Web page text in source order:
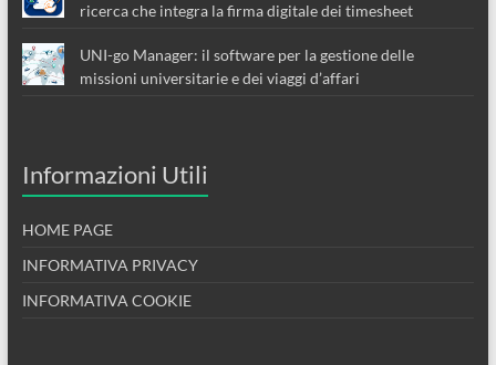
ricerca che integra la firma digitale dei timesheet
UNI-go Manager: il software per la gestione delle
missioni universitarie e dei viaggi d’affari
Informazioni Utili
HOME PAGE
INFORMATIVA PRIVACY
INFORMATIVA COOKIE